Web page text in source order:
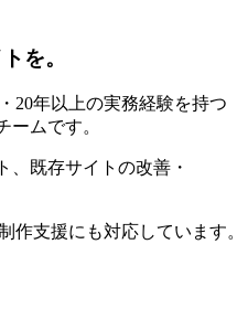
を。
20年以上の実務経験を持つ
ームです。
、既存サイトの改善・
作支援にも対応しています。